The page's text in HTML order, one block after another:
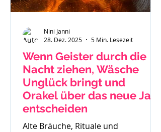
Wenn Geister durch die
Nacht ziehen, Wäsche
Unglück bringt und
Orakel über das neue Jahr
entscheiden
Alte Bräuche, Rituale und
Nini Janni
28. Dez. 2025
5 Min. Lesezeit